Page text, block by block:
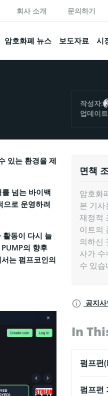
회사 소개 문의하기
암호화폐 뉴스 보도자료 시
작성자:
업데이
있는 환경을 제
넘는 바이백
으로 운영하려
활동이 다시 늘
의 향후
는 펌프코인의
면책
암호화
본 기
재정적
이트의
의하신
사가
수 있습
공지
In
펌프펀
펌프펀